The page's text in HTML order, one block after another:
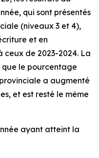
qui sont présentés
(niveaux 3 et 4),
et en
de 2023-2024. La
que le pourcentage
a augmenté
et est resté le même
ayant atteint la